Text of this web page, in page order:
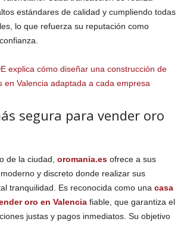
estándares de calidad y cumpliendo todas
lo que refuerza su reputación como
explica cómo diseñar una construcción de
en Valencia adaptada a cada empresa
segura para vender oro
de la ciudad, oromania.es ofrece a sus
y discreto donde realizar sus
tranquilidad. Es reconocida como una casa
oro en Valencia fiable, que garantiza el
justas y pagos inmediatos. Su objetivo